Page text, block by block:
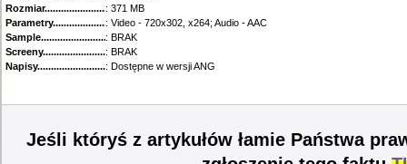
Rozmiar...........................................
: 371 MB
Parametry.........................................: Video - 720x302, x264; Audio - AAC
Sample............................................
: BRAK
Screeny...........................................
: BRAK
Napisy............................................: Dostępne w wersji ANG
Jeśli któryś z artykułów łamie Państwa